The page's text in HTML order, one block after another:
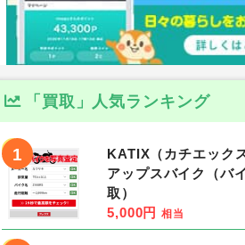
「買取」人気ランキング
1
KATIX（カチエック
アップスバイク（バ
取）
5,000円 相当